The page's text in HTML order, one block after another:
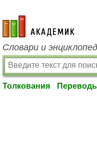
academic.ru
Словари и
Толкования